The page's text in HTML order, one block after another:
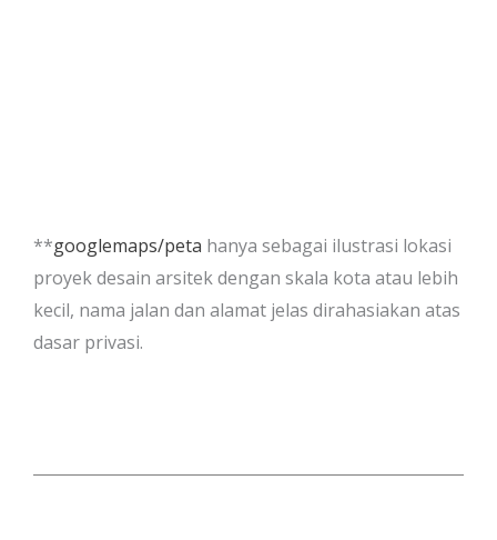
**googlemaps/peta hanya sebagai ilustrasi lokasi
proyek desain arsitek dengan skala kota atau lebih
kecil, nama jalan dan alamat jelas dirahasiakan atas
dasar privasi.